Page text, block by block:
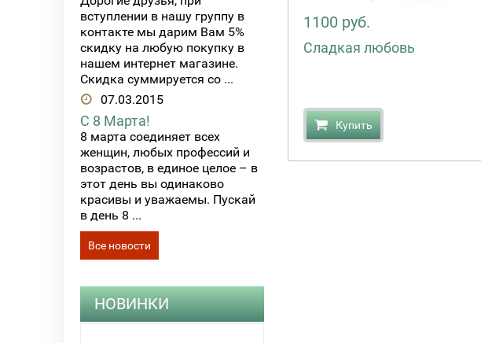
вступлении в нашу группу в
контакте мы дарим Вам 5%
скидку на любую покупку в
нашем интернет магазине.
Скидка суммируется со ...
07.03.2015
С 8 Марта!
8 марта соединяет всех
женщин, любых профессий и
возрастов, в единое целое – в
этот день вы одинаково
красивы и уважаемы. Пускай
в день 8 ...
Все новости
НОВИНКИ
1100 руб.
Сладкая любовь
Купить